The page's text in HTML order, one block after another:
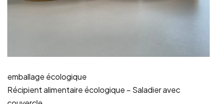
emballage écologique
Récipient alimentaire écologique – Saladier avec